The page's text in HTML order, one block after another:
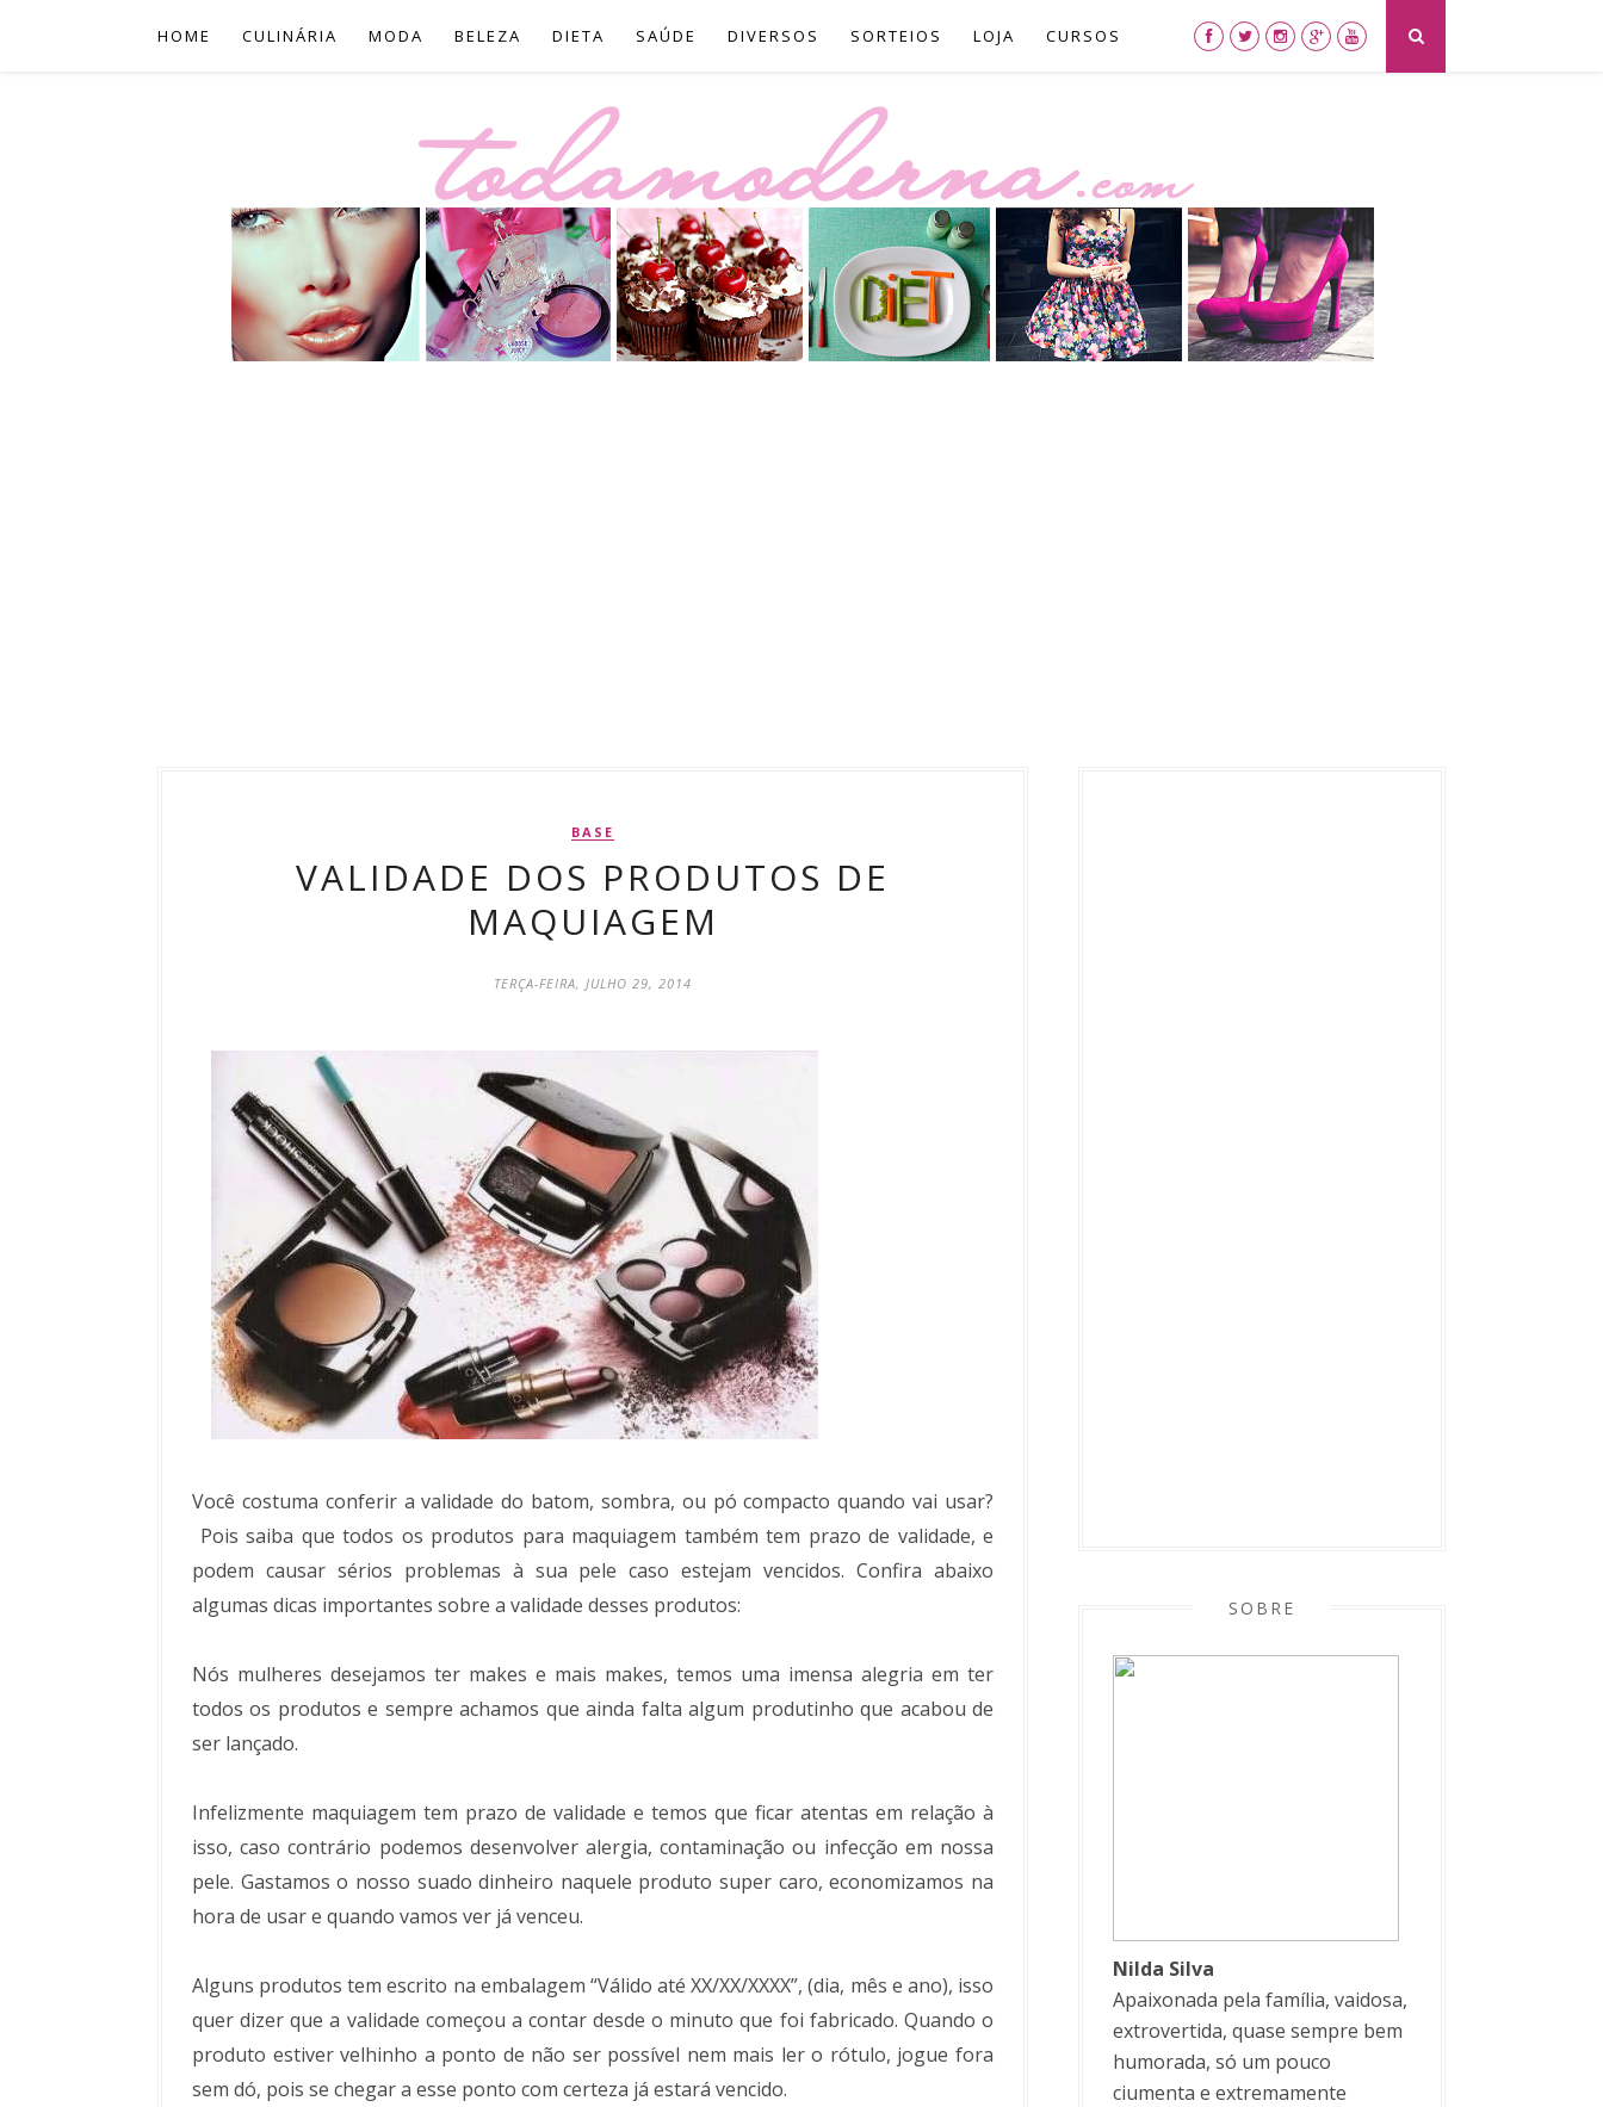
HOME CULINÁRIA MODA BELEZA DIETA SAÚDE DIVERSOS SORTEIOS LOJA CURSOS
BASE
VALIDADE DOS PRODUTOS DE
MAQUIAGEM
TERÇA-FEIRA, JULHO 29, 2014
Você costuma conferir a validade do batom, sombra, ou pó compacto quando vai usar?
Pois saiba que todos os produtos para maquiagem também tem prazo de validade, e
podem causar sérios problemas à sua pele caso estejam vencidos. Confira abaixo
algumas dicas importantes sobre a validade desses produtos:
Nós mulheres desejamos ter makes e mais makes, temos uma imensa alegria em ter
todos os produtos e sempre achamos que ainda falta algum produtinho que acabou de
ser lançado.
Infelizmente maquiagem tem prazo de validade e temos que ficar atentas em relação à
isso, caso contrário podemos desenvolver alergia, contaminação ou infecção em nossa
pele. Gastamos o nosso suado dinheiro naquele produto super caro, economizamos na
hora de usar e quando vamos ver já venceu.
Alguns produtos tem escrito na embalagem “Válido até XX/XX/XXXX”, (dia, mês e ano), isso
quer dizer que a validade começou a contar desde o minuto que foi fabricado. Quando o
produto estiver velhinho a ponto de não ser possível nem mais ler o rótulo, jogue fora
sem dó, pois se chegar a esse ponto com certeza já estará vencido.
SOBRE
Nilda Silva
Apaixonada pela família, vaidosa,
extrovertida, quase sempre bem
humorada, só um pouco
ciumenta e extremamente